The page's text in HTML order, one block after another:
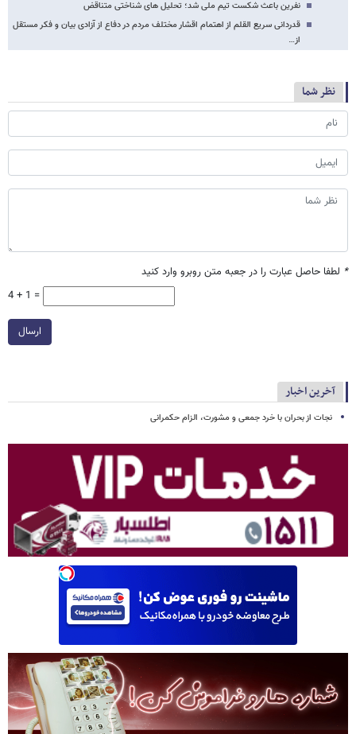
نفرین باعث شکست تیم ملی شد؛ تحلیل های شناختی متناقض
قدردانی سریع القلم از اهتمام اقشار مختلف مردم در دفاع از آزادی بیان و فکر مستقل
از…
نظر شما
* لطفا حاصل عبارت را در جعبه متن روبرو وارد کنید
4 + 1 =
ارسال
آخرین اخبار
نجات از بحران با خرد جمعی و مشورت، الزام حکمرانی